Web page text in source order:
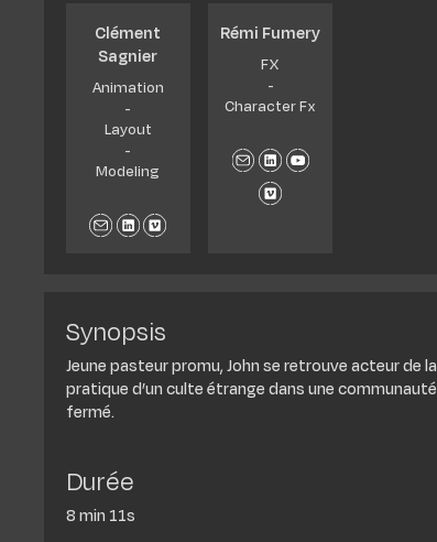
Clément
Sagnier
Animation
-
Layout
-
Modeling
Rémi Fumery
FX
-
Character Fx
Synopsis
Jeune pasteur promu, John se retrouve acteur de la
pratique d’un culte étrange dans une communauté
fermé.
Durée
8 min 11s